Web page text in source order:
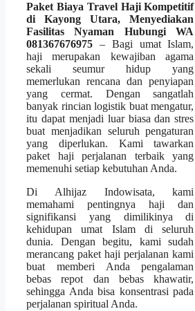
Paket Biaya Travel Haji Kompetitif
di Kayong Utara, Menyediakan
Fasilitas Nyaman Hubungi WA
081367676975 – Bagi umat Islam,
haji merupakan kewajiban agama
sekali seumur hidup yang
memerlukan rencana dan penyiapan
yang cermat. Dengan sangatlah
banyak rincian logistik buat mengatur,
itu dapat menjadi luar biasa dan stres
buat menjadikan seluruh pengaturan
yang diperlukan. Kami tawarkan
paket haji perjalanan terbaik yang
memenuhi setiap kebutuhan Anda.
Di Alhijaz Indowisata, kami
memahami pentingnya haji dan
signifikansi yang dimilikinya di
kehidupan umat Islam di seluruh
dunia. Dengan begitu, kami sudah
merancang paket haji perjalanan kami
buat memberi Anda pengalaman
bebas repot dan bebas khawatir,
sehingga Anda bisa konsentrasi pada
perjalanan spiritual Anda.